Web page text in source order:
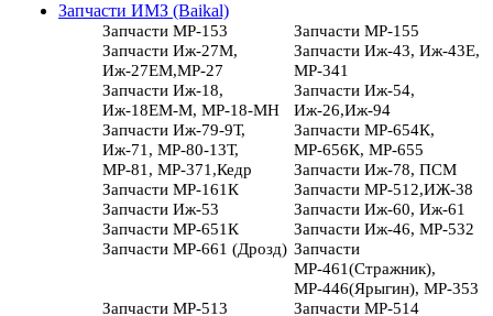
Запчасти ИМЗ (Baikal)
Запчасти МР-153
Запчасти МР-155
Запчасти Иж-27М,
Иж-27ЕМ,МР-27
Запчасти Иж-43, Иж-43Е,
МР-341
Запчасти Иж-18,
Иж-18ЕМ-М, МР-18-МН
Запчасти Иж-54,
Иж-26,Иж-94
Запчасти Иж-79-9Т,
Иж-71, МР-80-13Т,
МР-81, МР-371,Кедр
Запчасти МР-654К,
МР-656К, МР-655
Запчасти Иж-78, ПСМ
Запчасти МР-161К
Запчасти МР-512,ИЖ-38
Запчасти Иж-53
Запчасти Иж-60, Иж-61
Запчасти МР-651К
Запчасти Иж-46, МР-532
Запчасти МР-661 (Дрозд) Запчасти
МР-461(Стражник),
МР-446(Ярыгин), МР-353
Запчасти МР-513
Запчасти МР-514